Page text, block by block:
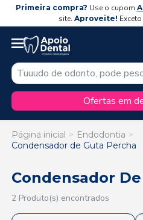
Primeira compra? Use o cupom
site. Aproveite!
Ofertas em
Página inicial
Endodontia
Condensador de Guta Percha
Condensador
2 Produto(s) encontrados